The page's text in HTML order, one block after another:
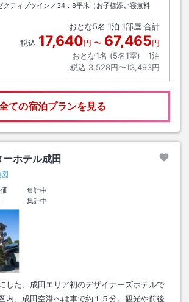
クティブツイン／34．8平米（お子様添い寝無料
おとな5名 1泊 1部屋 合計
税込 17,640円 〜 67,465円
おとな1名 (5名1室)｜ 1泊
税込 3,528円〜13,493円
ての宿泊プランを見る
ホテル成田
集計中
集計中
した、成田エリア初のデザイナーズホテルで
内、成田空港へは車で約１５分。観光や前後